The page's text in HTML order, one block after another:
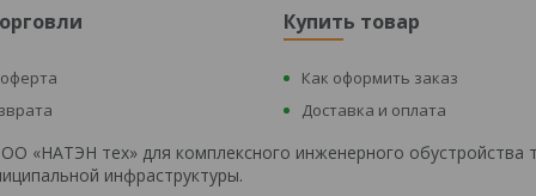
Купить товар
Как оформить заказ
Доставка и оплата
«НАТЭН тех» для комплексного инженерного
инфраструктуры.